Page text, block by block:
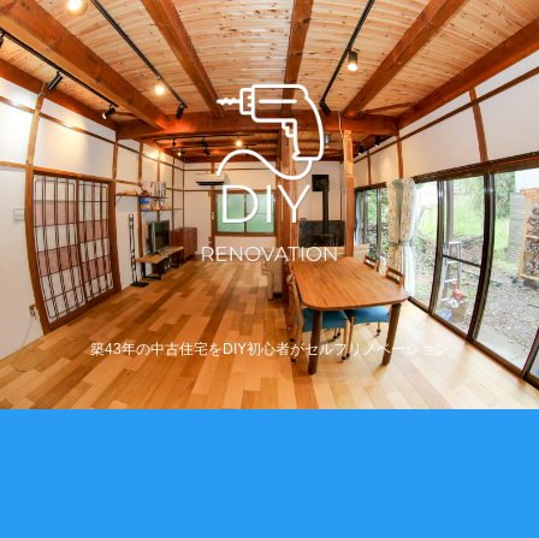
築43年の中古住宅をDIY初心者がセルフリノベーション